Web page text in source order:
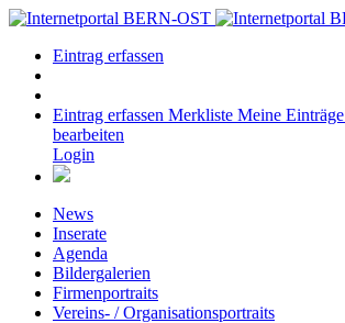
Eintrag erfassen
Eintrag erfassen Merkliste Meine Einträge
bearbeiten
Login
News
Inserate
Agenda
Bildergalerien
Firmenportraits
Vereins- / Organisationsportraits